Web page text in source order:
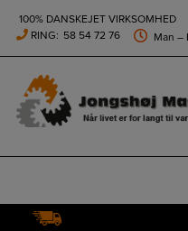
height="0" width="0"
100% DANSKEJET VIRKSOMHED
RING: 58 54 72 76 Man –